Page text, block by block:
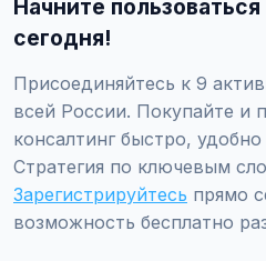
/ SEO-консалтинг /
заполните форму и
бесплатно!
Начните
сегодня!
Присоединяйтесь к 9
всей России. Покупайте и
консалтинг быстро,
Стратегия по ключевым
Зарегистрируйтесь прямо
возможность бесплатно